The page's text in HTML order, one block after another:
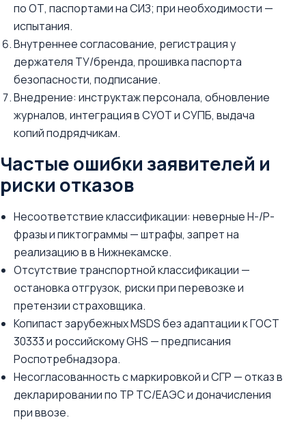
по ОТ, паспортами на СИЗ; при необходимости —
испытания.
Внутреннее согласование, регистрация у
держателя ТУ/бренда, прошивка паспорта
безопасности, подписание.
Внедрение: инструктаж персонала, обновление
журналов, интеграция в СУОТ и СУПБ, выдача
копий подрядчикам.
Частые ошибки заявителей и
риски отказов
Несоответствие классификации: неверные H-/P-
фразы и пиктограммы — штрафы, запрет на
реализацию в в Нижнекамске.
Отсутствие транспортной классификации —
остановка отгрузок, риски при перевозке и
претензии страховщика.
Копипаст зарубежных MSDS без адаптации к ГОСТ
30333 и российскому GHS — предписания
Роспотребнадзора.
Несогласованность с маркировкой и СГР — отказ в
декларировании по ТР ТС/ЕАЭС и доначисления
при ввозе.